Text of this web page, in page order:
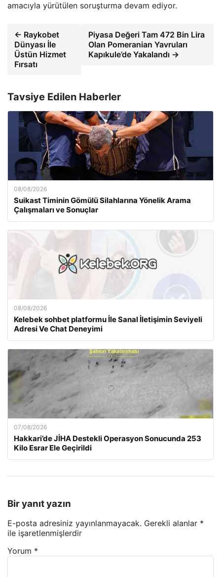
amacıyla yürütülen soruşturma devam ediyor.
← Raykobet
Dünyası İle
Üstün Hizmet
Fırsatı
Piyasa Değeri Tam 472 Bin Lira
Olan Pomeranian Yavruları
Kapıkule’de Yakalandı →
Tavsiye Edilen Haberler
08/08/2026
Suikast Timinin Gömülü Silahlarına Yönelik Arama
Çalışmaları ve Sonuçlar
08/08/2026
Kelebek sohbet platformu İle Sanal İletişimin Seviyeli
Adresi Ve Chat Deneyimi
07/08/2026
Hakkari’de JİHA Destekli Operasyon Sonucunda 253
Kilo Esrar Ele Geçirildi
Bir yanıt yazın
E-posta adresiniz yayınlanmayacak. Gerekli alanlar *
ile işaretlenmişlerdir
Yorum *